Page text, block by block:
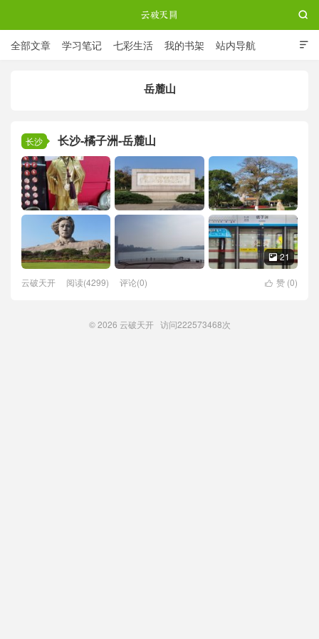

全部文章 学习笔记 七彩生活 我的书架 站内导航

岳麓山
长沙 长沙-橘子洲-岳麓山
 21
 赞 (0)
云破天开 阅读(4299) 评论(0)
© 2026 云破天开访问222573468次